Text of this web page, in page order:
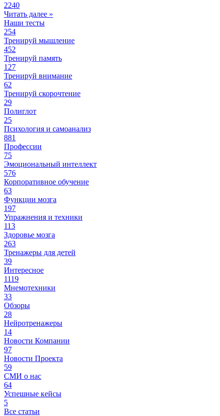
2240
Читать далее »
Наши тесты
254
Тренируй мышление
452
Тренируй память
127
Тренируй внимание
62
Тренируй скорочтение
29
Полиглот
25
Психология и самоанализ
881
Профессии
75
Эмоциональный интеллект
576
Корпоративное обучение
63
Функции мозга
197
Упражнения и техники
113
Здоровье мозга
263
Тренажеры для детей
39
Интересное
1119
Мнемотехники
33
Обзоры
28
Нейротренажеры
14
Новости Компании
97
Новости Проекта
59
СМИ о нас
64
Успешные кейсы
5
Все статьи